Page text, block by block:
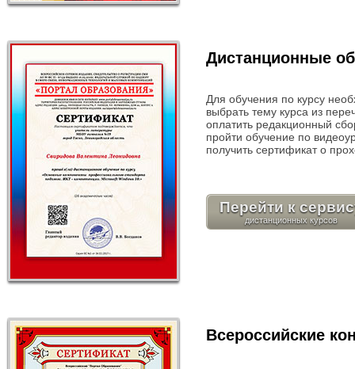
Дистанционные
Для обучения по курсу
выбрать тему курса из
оплатить редакционный
пройти обучение по
получить сертификат о
Перейти к
дистанционных курсов
Всероссийские